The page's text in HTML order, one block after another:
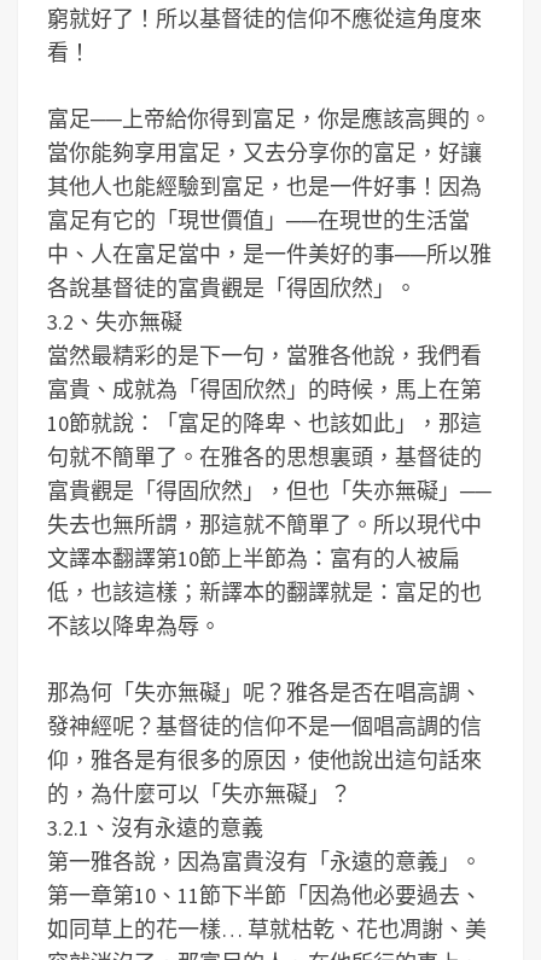
窮就好了！所以基督徒的信仰不應從這角度來
看！
富足──上帝給你得到富足，你是應該高興的。
當你能夠享用富足，又去分享你的富足，好讓
其他人也能經驗到富足，也是一件好事！因為
富足有它的「現世價值」──在現世的生活當
中、人在富足當中，是一件美好的事──所以雅
各說基督徒的富貴觀是「得固欣然」。
3.2、失亦無礙
當然最精彩的是下一句，當雅各他說，我們看
富貴、成就為「得固欣然」的時候，馬上在第
10節就說：「富足的降卑、也該如此」，那這
句就不簡單了。在雅各的思想裏頭，基督徒的
富貴觀是「得固欣然」，但也「失亦無礙」──
失去也無所謂，那這就不簡單了。所以現代中
文譯本翻譯第10節上半節為：富有的人被扁
低，也該這樣；新譯本的翻譯就是：富足的也
不該以降卑為辱。
那為何「失亦無礙」呢？雅各是否在唱高調、
發神經呢？基督徒的信仰不是一個唱高調的信
仰，雅各是有很多的原因，使他說出這句話來
的，為什麼可以「失亦無礙」？
3.2.1、沒有永遠的意義
第一雅各說，因為富貴沒有「永遠的意義」。
第一章第10、11節下半節「因為他必要過去、
如同草上的花一樣… 草就枯乾、花也凋謝、美